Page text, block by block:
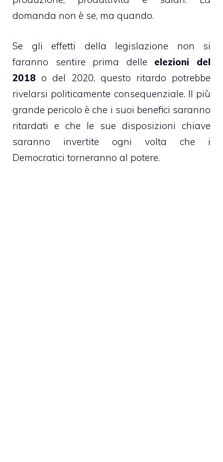
domanda non è se, ma quando.
Se gli effetti della legislazione non si
faranno sentire prima delle elezioni del
2018 o del 2020, questo ritardo potrebbe
rivelarsi politicamente consequenziale. Il più
grande pericolo è che i suoi benefici saranno
ritardati e che le sue disposizioni chiave
saranno invertite ogni volta che i
Democratici torneranno al potere.